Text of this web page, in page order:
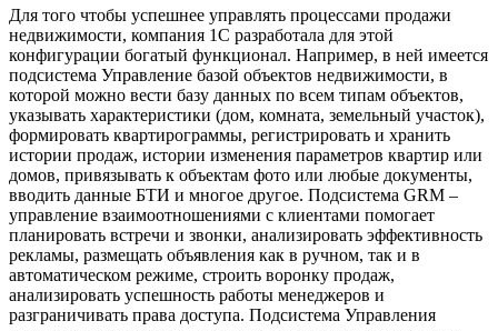
Для того чтобы успешнее управлять процессами продажи
недвижимости, компания 1С разработала для этой
конфигурации богатый функционал. Например, в ней имеется
подсистема Управление базой объектов недвижимости, в
которой можно вести базу данных по всем типам объектов,
указывать характеристики (дом, комната, земельный участок),
формировать квартирограммы, регистрировать и хранить
истории продаж, истории изменения параметров квартир или
домов, привязывать к объектам фото или любые документы,
вводить данные БТИ и многое другое. Подсистема GRM –
управление взаимоотношениями с клиентами помогает
планировать встречи и звонки, анализировать эффективность
рекламы, размещать объявления как в ручном, так и в
автоматическом режиме, строить воронку продаж,
анализировать успешность работы менеджеров и
разграничивать права доступа. Подсистема Управления